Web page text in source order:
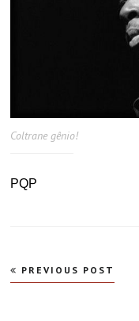
Coltrane gênio!
PQP
Navegação
de
PREVIOUS POST